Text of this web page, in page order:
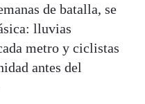
de batalla, se
lluvias
metro y ciclistas
antes del